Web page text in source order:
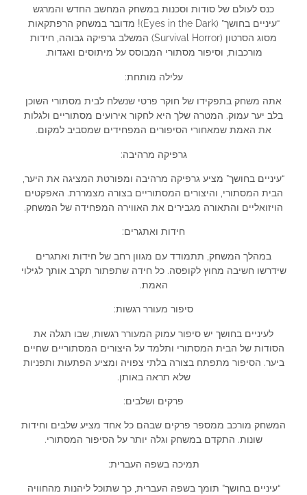
כנס לעולם של סודות וסכנות במשחק המחשב החדש והמרגש
“עיניים בחושך” (Eyes in the Dark)! מדובר במשחק הרפתקאות
מסוג הסרטון (Survival Horror) המשלב גרפיקה גבוהה, חידות
מורכבות, וסיפור מסתורי המבוסס על מיתוסים ואגדות.
עלילה מותחת:
אתה משחק בתפקידו של חוקר פרטי שנשלח לבית מסתורי השוכן
בלב יער עמוק. המטרה שלך היא לחקור אירועים מסתוריים ולגלות
את האמת שמאחורי הסיפורים המפחידים שמסביב למקום.
גרפיקה מרהיבה:
“עיניים בחושך” מציע גרפיקה מרהיבה ומפורטת המציגה את היער,
הבית המסתורי, והיצורים המסתוריים בצורה מצמררת. האפקטים
הויזואליים והתאורה מגבירים את האווירה המפחידה של המשחק.
חידות ואתגרים:
במהלך המשחק, תתמודד עם מגוון רחב של חידות ואתגרים
שידרשו חשיבה מחוץ לקופסה. כל חידה שתפתור תקרב אותך לגילוי
האמת.
סיפור מעורר רגשות:
לעיניים בחושך יש סיפור עמוק המעורר רגשות, שבו תגלה את
הסודות של הבית המסתורי ותלמד על היצורים המסתוריים שחיים
ביער. הסיפור מתפתח בצורה בלתי צפויה ומציע הפתעות ותפניות
שלא תראה באותן.
פרקים ושלבים:
המשחק מורכב ממספר פרקים שבהם כל אחד מציע שלבים וחידות
שונות. התקדם במשחק וגלה יותר על הסיפור המסתורי.
תמיכה בשפה העברית:
“עיניים בחושך” תומך בשפה העברית, כך שתוכל ליהנות מהחוויה